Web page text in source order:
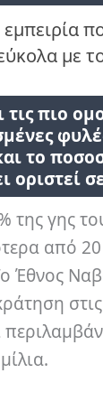
με
τις πιο
το
οριστεί
της γης
από
Έθνος